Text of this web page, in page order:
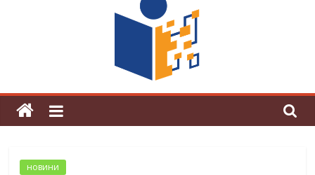
поредна награда от конкурс на
център за развитие на човешките
ресурси (ЦРЧР)
новини